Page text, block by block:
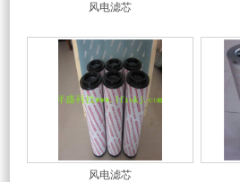
风电滤芯
风电滤芯